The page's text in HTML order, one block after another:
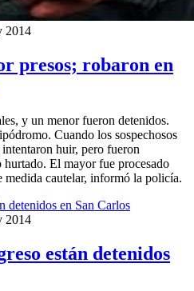
2014
presos; robaron en
y un menor fueron detenidos.
Cuando los sospechosos
huir, pero fueron
El mayor fue procesado
medida cautelar, informó la policía.
2014
están detenidos